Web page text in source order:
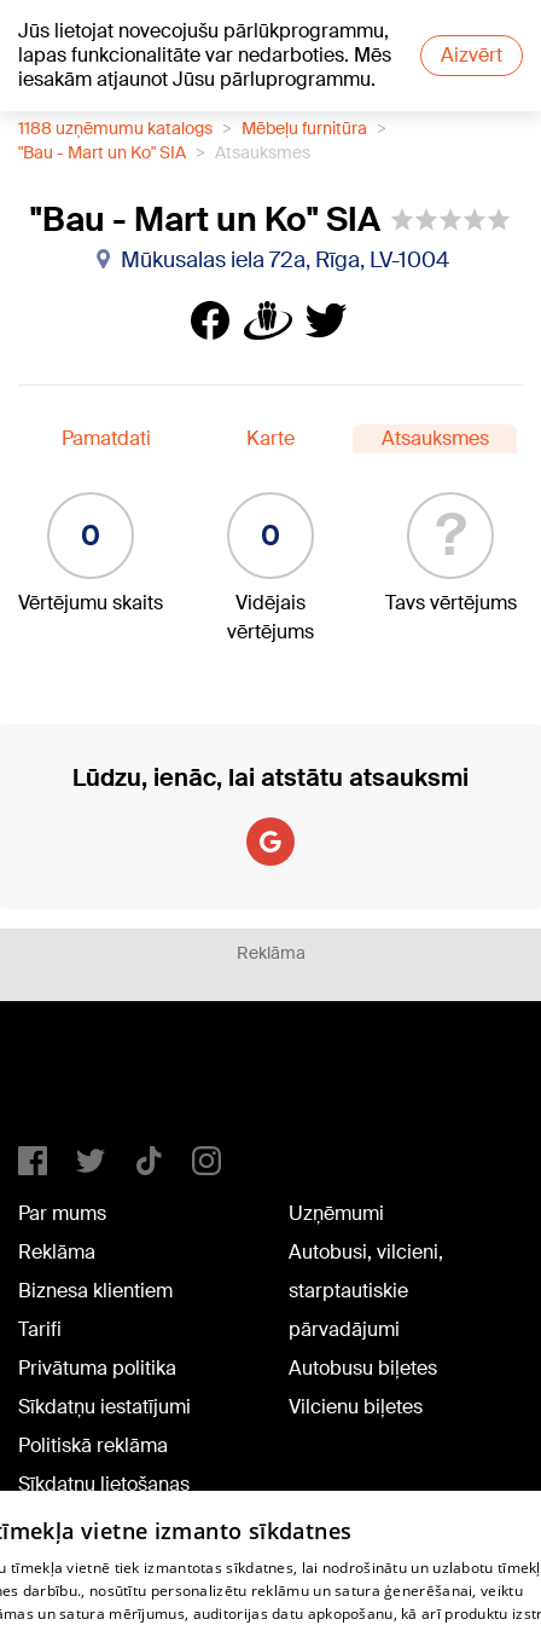
Jūs lietojat novecojušu pārlūkprogrammu,
lapas funkcionalitāte var nedarboties. Mēs
iesakām atjaunot Jūsu pārluprogrammu.
Aizvērt
+26°C
1188 uzņēmumu katalogs
Mēbeļu furnitūra
"Bau - Mart un Ko" SIA
Atsauksmes
"Bau - Mart un Ko" SIA
Mūkusalas iela 72a, Rīga, LV-1004
Pamatdati Karte Atsauksmes
0
Vērtējumu skaits
0
Vidējais
vērtējums
?
Tavs vērtējums
Lūdzu, ienāc, lai atstātu atsauksmi
Reklāma
Par mums
Reklāma
Biznesa klientiem
Tarifi
Privātuma politika
Sīkdatņu iestatījumi
Politiskā reklāma
Sīkdatņu lietošanas
noteikumi
Komentāru pievienošana
Uzņēmumi
Autobusi, vilcieni,
starptautiskie
pārvadājumi
Autobusu biļetes
Vilcienu biļetes
TV programma
vietne izmanto sīkdatnes
tīmekļa vietnē tiek izmantotas sīkdatnes, lai nodrošinātu un uzlabotu
darbību., nosūtītu personalizētu reklāmu un satura ģenerēšanai, veiktu
un satura mērījumus, auditorijas datu apkopošanu, kā arī produktu